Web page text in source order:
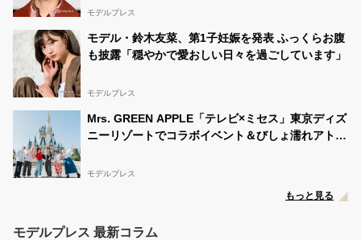
モデルプレス
モデル・鈴木友菜、第1子妊娠を発表 ふっくらお腹
も披露「穏やかで愛おしい日々を過ごしています」
モデルプレス
Mrs. GREEN APPLE「テレビ×ミセス」東京ディズ
ニーリゾートでコラボイベント＆びしょ濡れアトラ
モデルプレス
もっと見る
モデルプレス 最新コラム